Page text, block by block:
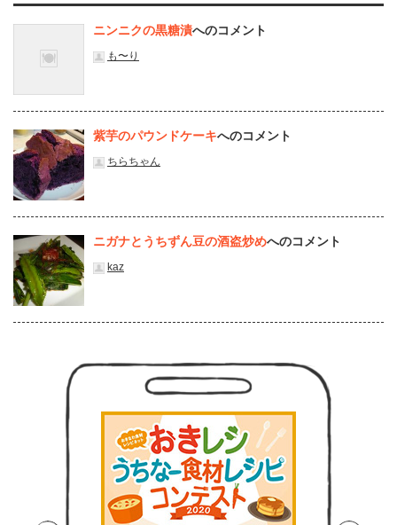
ニンニクの黒糖漬へのコメント
も〜り
紫芋のパウンドケーキへのコメント
ちらちゃん
ニガナとうちずん豆の酒盗炒めへのコメント
kaz